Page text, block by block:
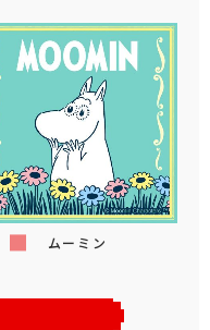
ムーミン